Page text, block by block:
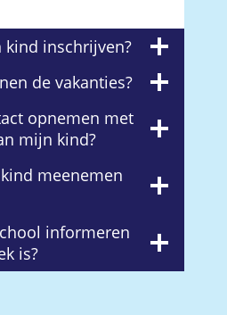
kind inschrijven?
de vakanties?
opnemen met
mijn kind?
meenemen
informeren
is?